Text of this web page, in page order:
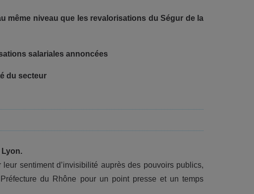
même niveau que les revalorisations du Ségur de la
salariales annoncées
du secteur
Lyon.
sentiment d’invisibilité auprès des pouvoirs publics,
du Rhône pour un point presse et un temps